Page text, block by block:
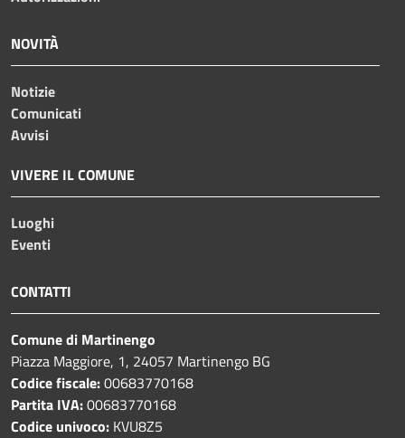
NOVITÀ
Notizie
Comunicati
Avvisi
VIVERE IL COMUNE
Luoghi
Eventi
CONTATTI
Comune di Martinengo
Piazza Maggiore, 1, 24057 Martinengo BG
Codice fiscale:00683770168
Partita IVA:00683770168
Codice univoco: KVU8Z5